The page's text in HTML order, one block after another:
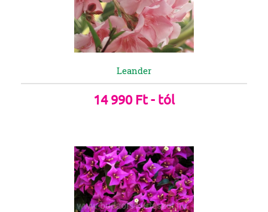
Leander
14 990 Ft - tól